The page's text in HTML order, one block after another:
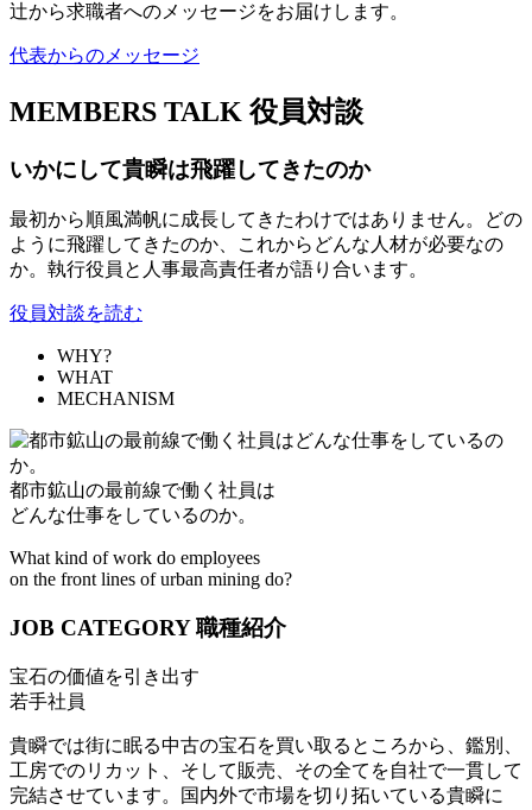
辻から求職者へのメッセージをお届けします。
代表からのメッセージ
MEMBERS TALK 役員対談
いかにして貴瞬は飛躍してきたのか
最初から順風満帆に成長してきたわけではありません。どの
ように飛躍してきたのか、これからどんな人材が必要なの
か。執行役員と人事最高責任者が語り合います。
役員対談を読む
WHY?
WHAT
MECHANISM
都市鉱山の最前線で働く社員は
どんな仕事をしているのか。
What kind of work do employees
on the front lines of urban mining do?
JOB CATEGORY 職種紹介
宝石の価値を引き出す
若手社員
貴瞬では街に眠る中古の宝石を買い取るところから、鑑別、
工房でのリカット、そして販売、その全てを自社で一貫して
完結させています。国内外で市場を切り拓いている貴瞬に